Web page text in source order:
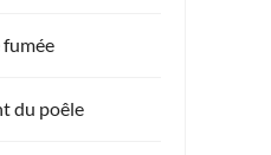
fumée
du poêle